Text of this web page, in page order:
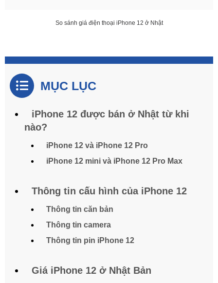
So sánh giá điện thoại iPhone 12 ở Nhật
MỤC LỤC
iPhone 12 được bán ở Nhật từ khi
nào?
iPhone 12 và iPhone 12 Pro
iPhone 12 mini và iPhone 12 Pro Max
Thông tin cấu hình của iPhone 12
Thông tin căn bản
Thông tin camera
Thông tin pin iPhone 12
Giá iPhone 12 ở Nhật Bản